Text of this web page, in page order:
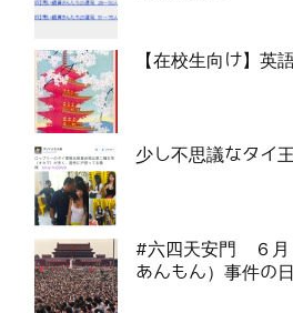
【在校生向け】英
少し不思議なタイ
#六四天安門 ６月
あんもん）事件の日